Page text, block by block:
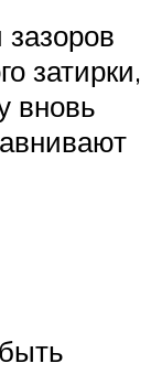
затирки,
вновь